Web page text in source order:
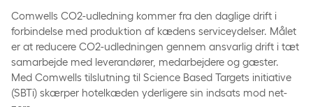
Comwells CO2-udledning kommer fra den daglige drift i
forbindelse med produktion af kædens serviceydelser. Målet
er at reducere CO2-udledningen gennem ansvarlig drift i tæt
samarbejde med leverandører, medarbejdere og gæster.
Med Comwells tilslutning til Science Based Targets initiative
(SBTi) skærper hotelkæden yderligere sin indsats mod net-